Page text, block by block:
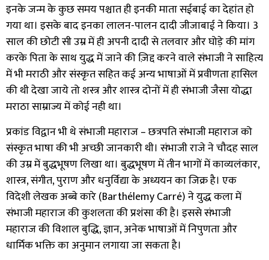
इनके जन्म के कुछ समय पश्चात ही इनकी माता सईबाई का देहांत हो
गया था। इसके बाद इनका लालन-पालन दादी जीजाबाई ने किया। 3
साल की छोटी सी उम्र में ही अपनी दादी से तलवार और घोड़े की मांग
करके पिता के साथ युद्ध में जाने की ज़िद्द करने वाले संभाजी ने साहित्य
में भी मराठी और संस्कृत सहित कई अन्य भाषाओं में प्रवीणता हासिल
की थी देखाजायेतो शस्त्र और शास्त्र दोनों में ही संभाजी जैसा योद्धा
मराठा साम्राज्य में कोई नही था।
प्रकांड विद्वान भी थे संभाजी महाराज–छत्रपति संभाजी महाराज को
संस्कृत भाषा की भी अच्छी जानकारी थी। संभाजी राजे ने चौदह साल
की उम्र में बुद्धभूषण लिखा था। बुद्धभूषण में तीन भागों में काव्यलंकार,
शास्त्र,संगीत,पुराण और धनुर्विद्या के अध्ययन का जिक्र है। एक
विदेशी लेखक अब्बे कारे(Barthélemy Carré)ने युद्ध कला में
संभाजी महाराज की कुशलता की प्रशंसा की है। इससे संभाजी
महाराज की विशाल बुद्धि,ज्ञान,अनेक भाषाओं में निपुणता और
धार्मिक भक्ति का अनुमान लगाया जा सकता है।